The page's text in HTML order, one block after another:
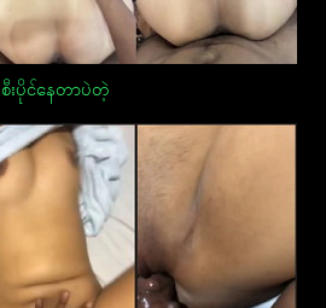
စီးပိုင်နေတာပဲတဲ့